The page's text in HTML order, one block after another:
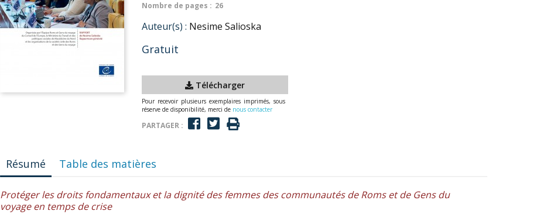
Nombre de pages : 26
Auteur(s) : Nesime Salioska
Gratuit
Télécharger
Pour recevoir plusieurs exemplaires imprimés, sous
réserve de disponibilité, merci de nous contacter
PARTAGER :
Résumé Table des matières
Protéger les droits fondamentaux et la dignité des femmes des communautés de Roms et de Gens du
voyage en temps de crise